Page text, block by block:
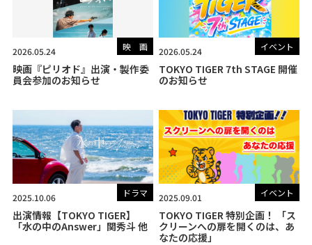
映 画
2026.05.24
映画『ピリオド』出演・製作委
員会参加のお知らせ
イベント
2026.05.24
TOKYO TIGER 7th STAGE 開催
のお知らせ
ドラマ
2025.10.06
出演情報【TOKYO TIGER】
「水の中のAnswer」関秀斗 他
イベント
2025.09.01
TOKYO TIGER 特別企画！ 「ス
クリーンへの扉を開くのは、あ
なたの応援」